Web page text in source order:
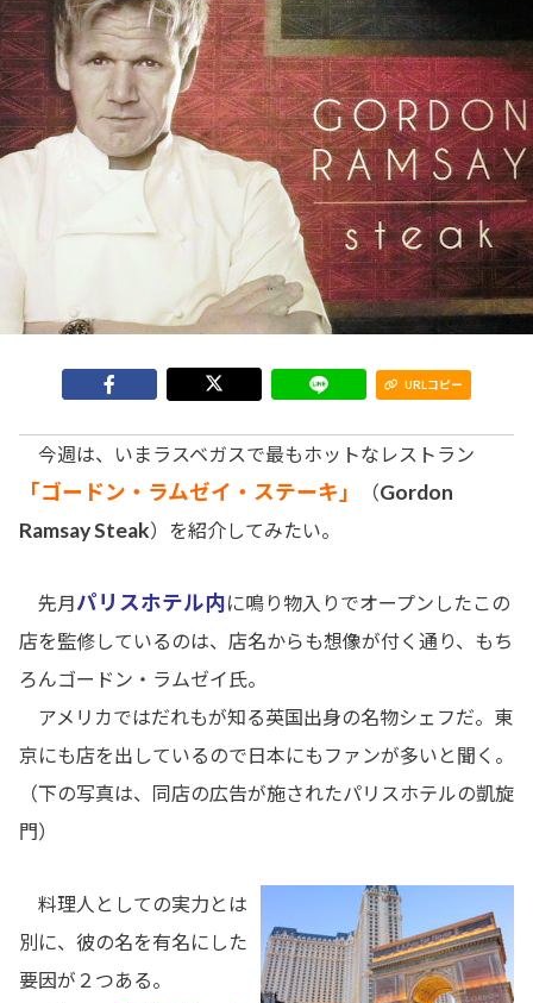
URLコピー
今週は、いまラスベガスで最もホットなレストラン
「ゴードン・ラムゼイ・ステーキ」 （Gordon
Ramsay Steak）を紹介してみたい。
先月パリスホテル内に鳴り物入りでオープンしたこの
店を監修しているのは、店名からも想像が付く通り、もち
ろんゴードン・ラムゼイ氏。
アメリカではだれもが知る英国出身の名物シェフだ。東
京にも店を出しているので日本にもファンが多いと聞く。
（下の写真は、同店の広告が施されたパリスホテルの凱旋
門）
料理人としての実力とは
別に、彼の名を有名にした
要因が２つある。